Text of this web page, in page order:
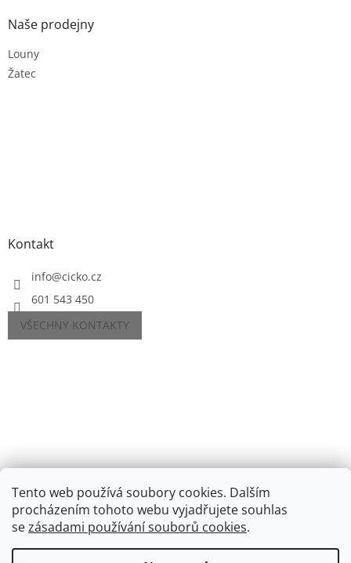
Tento web používá soubory cookies. Dalším
procházením tohoto webu vyjadřujete souhlas
sezásadami používání souborů cookies.
Naše prodejny
Louny
Žatec
Kontakt
info@cicko.cz
601 543 450
VŠECHNY KONTAKTY